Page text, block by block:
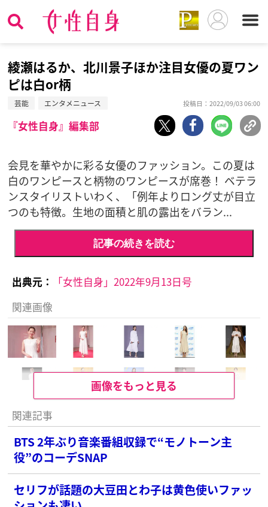
綾瀬はるか、北川景子ほか注目女優の夏ワン
ピは白or柄
芸能 エンタメニュース 投稿日：2022/09/03 06:00
『女性自身』編集部
会見を華やかに彩る女優のファッション。この夏は
白のワンピースと柄物のワンピースが席巻！ ベテラ
ンスタイリストいわく、「例年よりロング丈が目立
つのも特徴。生地の面積と肌の露出をバラン...
記事の続きを読む
出典元：
「女性自身」2022年9月13日号
関連画像
画像をもっと見る
関連記事
BTS 2年ぶり音楽番組収録で“モノトーン主
役”のコーデSNAP
セリフが話題の大豆田とわ子は黄色使いファッ